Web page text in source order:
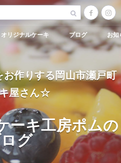
オリジナルケーキ ブログ お知
お作りする岡山市瀬戸町
屋さん☆
ーキ工房ポムの
グ